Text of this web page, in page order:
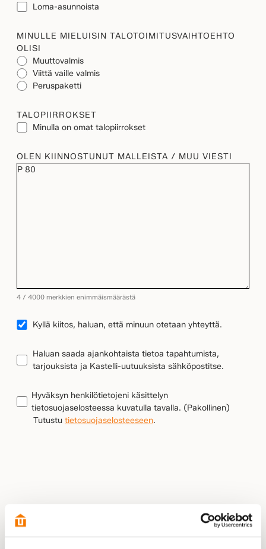
Loma-asunnoista
MINULLE MIELUISIN TALOTOIMITUSVAIHTOEHTO
OLISI
Muuttovalmis
Viittä vaille valmis
Peruspaketti
TALOPIIRROKSET
Minulla on omat talopiirrokset
OLEN KIINNOSTUNUT MALLEISTA / MUU VIESTI
4 / 4000 merkkien enimmäismäärästä
YHTEYDENOTTO
Kyllä kiitos, haluan, että minuun otetaan yhteyttä.
UUTISKIRJEEN
TILAUS
Haluan saada ajankohtaista tietoa tapahtumista,
tarjouksista ja Kastelli-uutuuksista sähköpostitse.
TIETOSUOJA(Pakollinen)
Hyväksyn henkilötietojeni käsittelyn
tietosuojaselosteessa kuvatulla tavalla. (Pakollinen)
Tutustu tietosuojaselosteeseen.